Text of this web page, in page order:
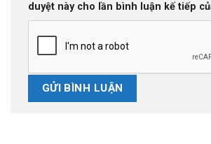
duyệt này cho lần bình luận kế tiếp